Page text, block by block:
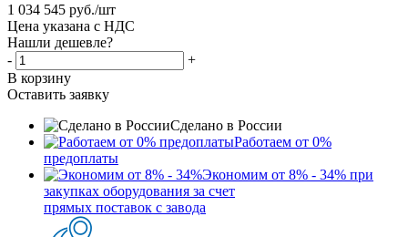
1 034 545 руб./шт
Цена указана с НДС
Нашли дешевле?
-
+
В корзину
Оставить заявку
Сделано в России
Работаем от 0%
предоплаты
Экономим от 8% - 34% при
закупках оборудования за счет
прямых поставок с завода